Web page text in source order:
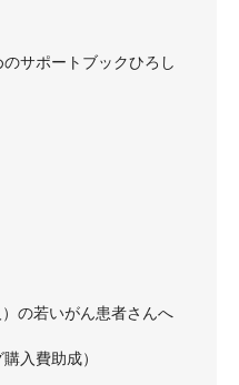
サポートブックひろし
の若いがん患者さんへ
入費助成）